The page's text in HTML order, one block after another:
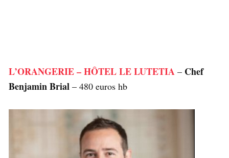
L’ORANGERIE – HÔTEL LE LUTETIA – Chef
Benjamin Brial – 480 euros hb